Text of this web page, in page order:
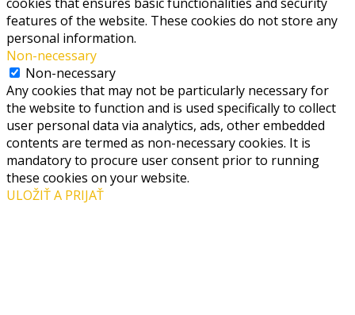
cookies that ensures basic functionalities and security
features of the website. These cookies do not store any
personal information.
Non-necessary
Non-necessary
Any cookies that may not be particularly necessary for
the website to function and is used specifically to collect
user personal data via analytics, ads, other embedded
contents are termed as non-necessary cookies. It is
mandatory to procure user consent prior to running
these cookies on your website.
ULOŽIŤ A PRIJAŤ